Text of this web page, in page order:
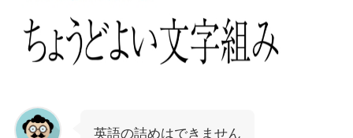
英語の詰めはできません